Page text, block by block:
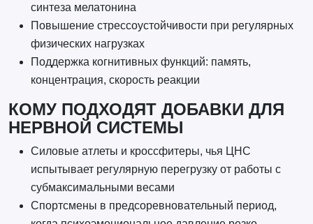
синтеза мелатонина
Повышение стрессоустойчивости при регулярных
физических нагрузках
Поддержка когнитивных функций: память,
концентрация, скорость реакции
КОМУ ПОДХОДЯТ ДОБАВКИ ДЛЯ
НЕРВНОЙ СИСТЕМЫ
Силовые атлеты и кроссфитеры, чья ЦНС
испытывает регулярную перегрузку от работы с
субмаксимальными весами
Спортсмены в предсоревновательный период,